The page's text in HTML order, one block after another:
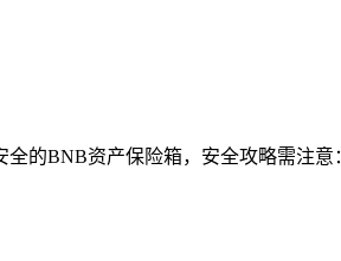
的BNB资产保险箱，安全攻略需注意